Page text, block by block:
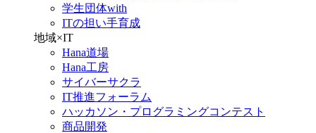
学生団体with
ITの担い手育成
地域×IT
Hana道場
Hana工房
サイバーサクラ
IT推進フォーラム
ハッカソン・プログラミングコンテスト
商品開発